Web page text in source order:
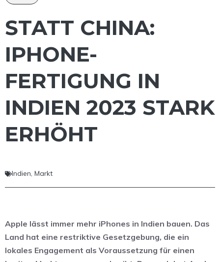
STATT CHINA:
IPHONE-
FERTIGUNG IN
INDIEN 2023 STARK
ERHÖHT
Indien, Markt
Apple lässt immer mehr iPhones in Indien bauen. Das
Land hat eine restriktive Gesetzgebung, die ein
lokales Engagement als Voraussetzung für einen